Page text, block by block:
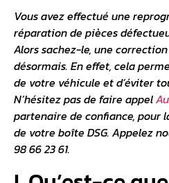
Vous avez effectué une
réparation de pièces
Alors sachez-le, une
désormais. En effet, cela
de votre véhicule et d’éviter
N’hésitez pas de faire appel
partenaire de confiance, pour
de votre boîte DSG. Appelez
98 66 23 61.